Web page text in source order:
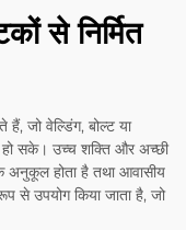
से निर्मित
जो वेल्डिंग, बोल्ट या
हो सके। उच्च शक्ति और अच्छी
होता है तथा आवासीय
से उपयोग किया जाता है, जो